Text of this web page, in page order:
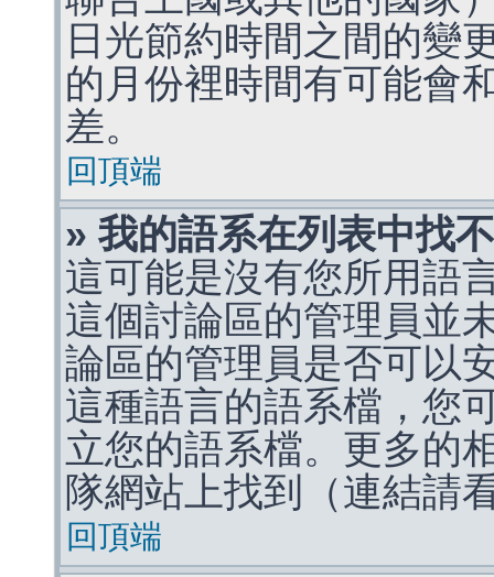
日光節約時間之間的變
的月份裡時間有可能會
差。
回頂端
» 我的語系在列表中找
這可能是沒有您所用語
這個討論區的管理員並
論區的管理員是否可以
這種語言的語系檔，您
立您的語系檔。更多的
隊網站上找到（連結請
回頂端